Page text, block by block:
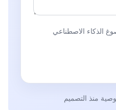
الذكاء الاصطناعي
منذ التصميم